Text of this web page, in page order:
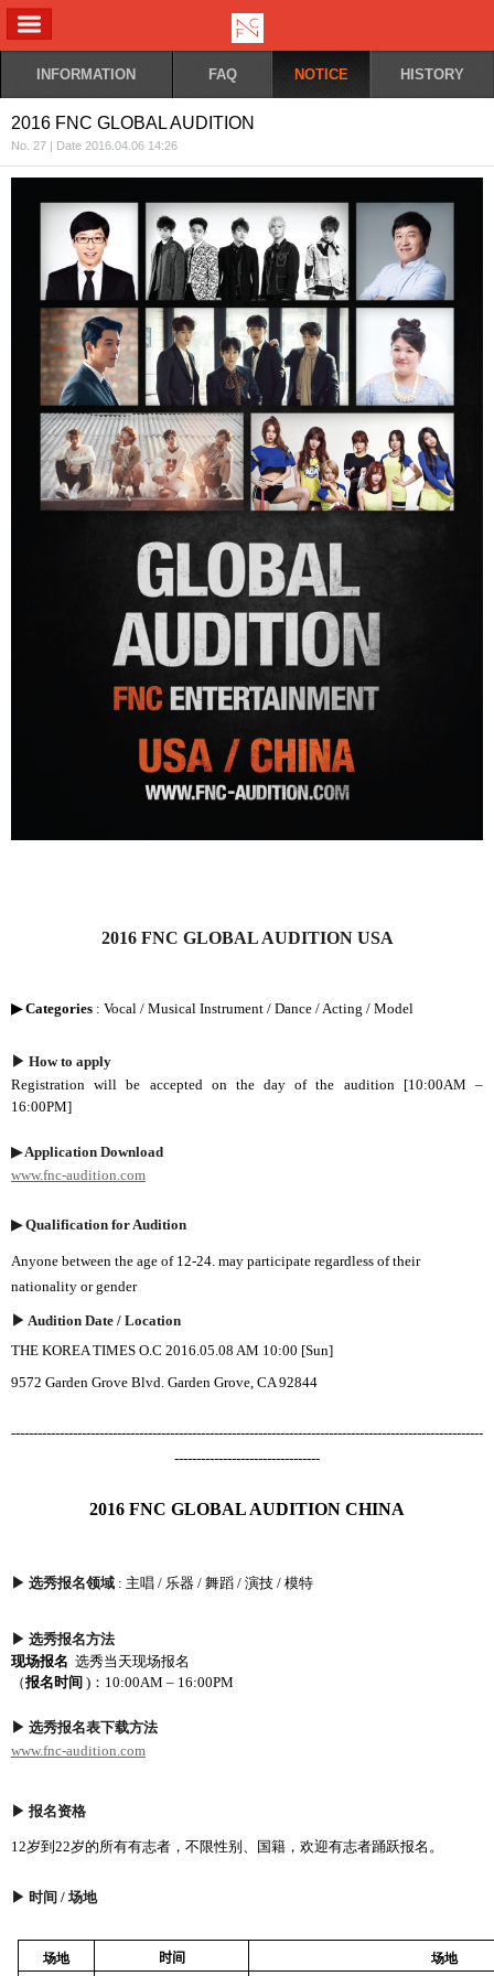
INFORMATION FAQ NOTICE HISTORY
2016 FNC GLOBAL AUDITION
No. 27 | Date 2016.04.06 14:26
2016 FNC GLOBAL AUDITION USA
▶ Categories : Vocal / Musical Instrument / Dance / Acting / Model
▶ How to apply
Registration will be accepted on the day of the audition [10:00AM –
16:00PM]
▶Application Download
www.fnc-audition.com
▶Qualification for Audition
Anyone between the age of 12-24. may participate regardless of their
nationality or gender
▶ Audition Date / Location
THE KOREA TIMES O.C 2016.05.08 AM 10:00 [Sun]
9572 Garden Grove Blvd. Garden Grove, CA 92844
-----------------------------------------------------------------------------------------------------------
---------------------------------
2016 FNC GLOBAL AUDITION CHINA
▶ 选秀报名领域 : 主唱 / 乐器 / 舞蹈 / 演技 / 模特
▶ 选秀报名方法
现场报名 选秀当 天现场报名
（报名时间 ) ： 10:00AM – 16:00PM
▶ 选秀报名表下载方法
www.fnc-audition.com
▶ 报名资格
12岁到 22岁的所有有志者，不限性别 、 国籍， 欢迎有志者踊跃报名。
▶ 时间 / 场地
场地 时间 场地